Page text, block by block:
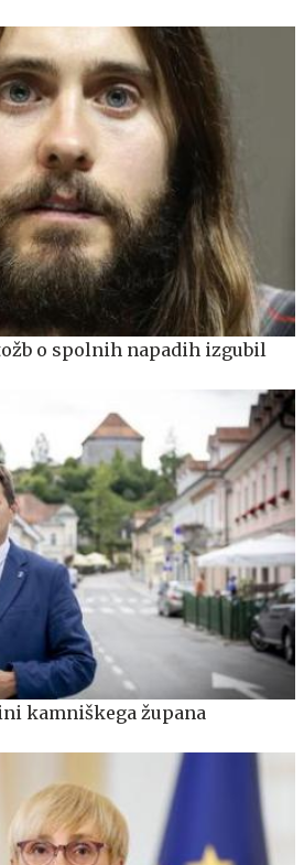
o spolnih napadih izgubil
kamniškega župana